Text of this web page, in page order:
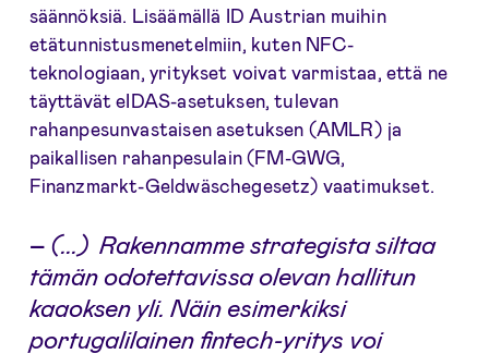
säännöksiä. Lisäämällä ID Austrian muihin
etätunnistusmenetelmiin, kuten NFC-
teknologiaan, yritykset voivat varmistaa, että ne
täyttävät eIDAS-asetuksen, tulevan
rahanpesunvastaisen asetuksen (AMLR) ja
paikallisen rahanpesulain (FM-GWG,
Finanzmarkt-Geldwäschegesetz) vaatimukset.
– (...) Rakennamme strategista siltaa
tämän odotettavissa olevan hallitun
kaaoksen yli. Näin esimerkiksi
portugalilainen fintech-yritys voi